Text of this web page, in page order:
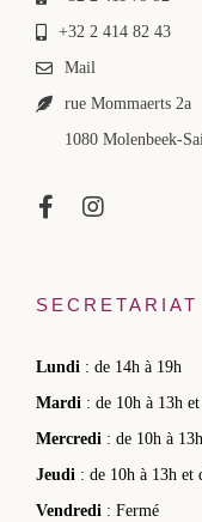
+32 2 414 82 43
Mail
rue Mommaerts 2a
1080 Molenbeek-
SECRETARIAT
Lundi: de 14h à 19h
Mardi: de 10h à 13h et
Mercredi: de 10h à
Jeudi: de 10h à 13h et
Vendredi: Fermé